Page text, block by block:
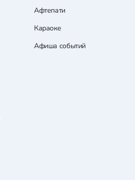
Афтепати
Караоке
Афиша событий